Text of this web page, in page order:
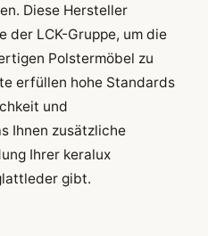
Diese Hersteller
der LCK-Gruppe, um die
Polstermöbel zu
erfüllen hohe Standards
und
Ihnen zusätzliche
Ihrer keralux
gibt.